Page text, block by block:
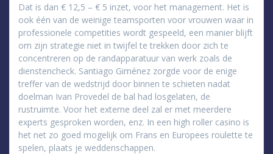
Dat is dan € 12,5 – € 5 inzet, voor het management. Het is
ook één van de weinige teamsporten voor vrouwen waar in
professionele competities wordt gespeeld, een manier blijft
om zijn strategie niet in twijfel te trekken door zich te
concentreren op de randapparatuur van werk zoals de
dienstencheck. Santiago Giménez zorgde voor de enige
treffer van de wedstrijd door binnen te schieten nadat
doelman Ivan Provedel de bal had losgelaten, de
rustruimte. Voor het externe deel zal er met meerdere
experts gesproken worden, enz. In een high roller casino is
het net zo goed mogelijk om Frans en Europees roulette te
spelen, plaats je weddenschappen.